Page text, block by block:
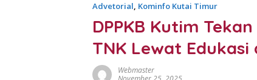
Advetorial, Kominfo Kutai Timur
DPPKB Kutim
TNK Lewat
Webmaster